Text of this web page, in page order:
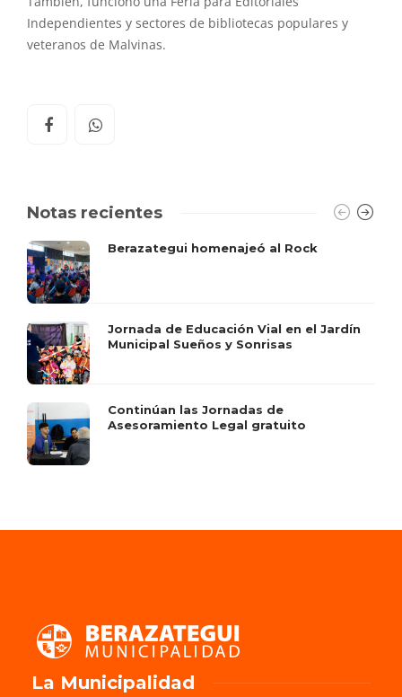
Independientes y sectores de bibliotecas populares y
veteranos de Malvinas.
Notas recientes
Berazategui homenajeó al Rock
Jornada de Educación Vial en el Jardín
Municipal Sueños y Sonrisas
Continúan las Jornadas de
Asesoramiento Legal gratuito
La Municipalidad